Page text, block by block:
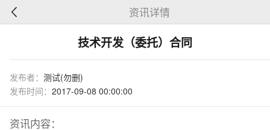
资讯详情
技术开发（委托）合同
发布者： 测试(勿删)
发布时间： 2017-09-08 00:00:00
资讯内容：